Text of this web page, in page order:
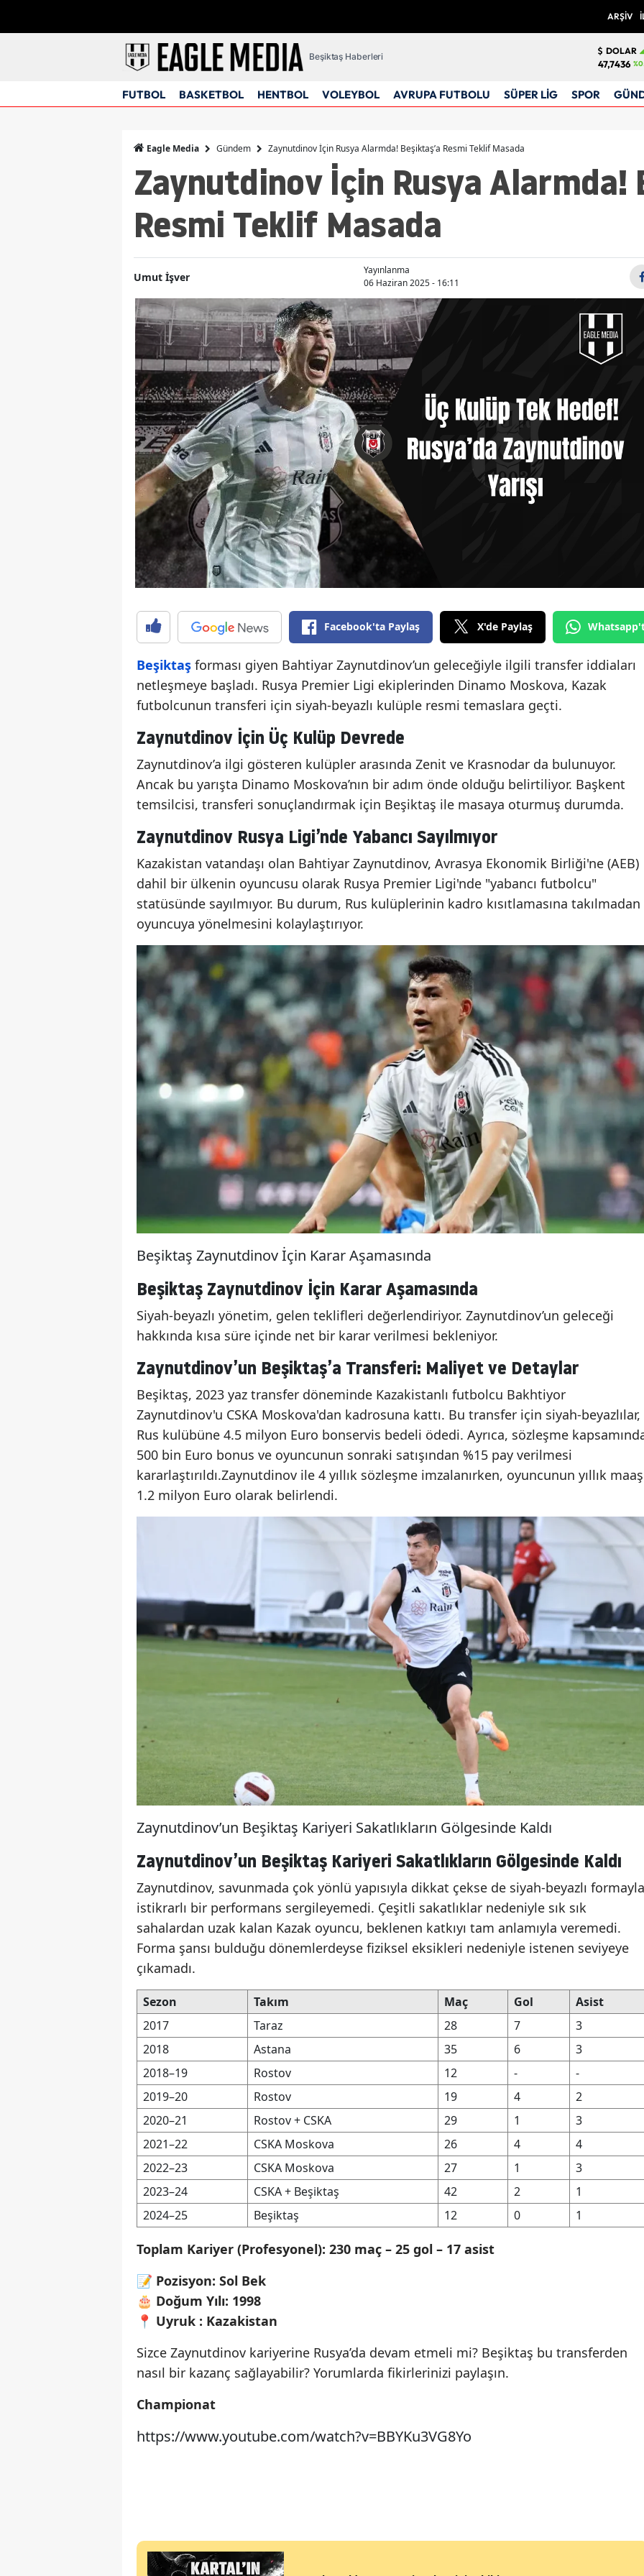
ARŞİV
Beşiktaş Haberleri
DOLAR
47,7436
FUTBOL BASKETBOL HENTBOL VOLEYBOL AVRUPA FUTBOLU SÜPER LİG SPOR
Eagle Media Gündem Zaynutdinov İçin Rusya Alarmda! Beşiktaş’a Resmi Teklif Masada
Zaynutdinov İçin Rusya Alarmda!
Resmi Teklif Masada
Umut İşver
Yayınlanma
06 Haziran 2025 - 16:11
Facebook'ta Paylaş X'de Paylaş
Beşiktaş forması giyen Bahtiyar Zaynutdinov’un geleceğiyle ilgili transfer iddiaları
netleşmeye başladı. Rusya Premier Ligi ekiplerinden Dinamo Moskova, Kazak
futbolcunun transferi için siyah-beyazlı kulüple resmi temaslara geçti.
Zaynutdinov İçin Üç Kulüp Devrede
Zaynutdinov’a ilgi gösteren kulüpler arasında Zenit ve Krasnodar da bulunuyor.
Ancak bu yarışta Dinamo Moskova’nın bir adım önde olduğu belirtiliyor. Başkent
temsilcisi, transferi sonuçlandırmak için Beşiktaş ile masaya oturmuş durumda.
Zaynutdinov Rusya Ligi’nde Yabancı Sayılmıyor
Kazakistan vatandaşı olan Bahtiyar Zaynutdinov, Avrasya Ekonomik Birliği'ne (AEB)
dahil bir ülkenin oyuncusu olarak Rusya Premier Ligi'nde "yabancı futbolcu"
statüsünde sayılmıyor. Bu durum, Rus kulüplerinin kadro kısıtlamasına takılmadan
oyuncuya yönelmesini kolaylaştırıyor.
Beşiktaş Zaynutdinov İçin Karar Aşamasında
Beşiktaş Zaynutdinov İçin Karar Aşamasında
Siyah-beyazlı yönetim, gelen teklifleri değerlendiriyor. Zaynutdinov’un geleceği
hakkında kısa süre içinde net bir karar verilmesi bekleniyor.
Zaynutdinov’un Beşiktaş’a Transferi: Maliyet ve Detaylar
Beşiktaş, 2023 yaz transfer döneminde Kazakistanlı futbolcu Bakhtiyor
Zaynutdinov'u CSKA Moskova'dan kadrosuna kattı. Bu transfer için siyah-beyazlılar,
Rus kulübüne 4.5 milyon Euro bonservis bedeli ödedi. Ayrıca, sözleşme
500 bin Euro bonus ve oyuncunun sonraki satışından %15 pay verilmesi
kararlaştırıldı.Zaynutdinov ile 4 yıllık sözleşme imzalanırken, oyuncunun yıllık
1.2 milyon Euro olarak belirlendi.
Zaynutdinov’un Beşiktaş Kariyeri Sakatlıkların Gölgesinde Kaldı
Zaynutdinov’un Beşiktaş Kariyeri Sakatlıkların Gölgesinde Kaldı
Zaynutdinov, savunmada çok yönlü yapısıyla dikkat çekse de siyah-beyazlı formayla
istikrarlı bir performans sergileyemedi. Çeşitli sakatlıklar nedeniyle sık sık
sahalardan uzak kalan Kazak oyuncu, beklenen katkıyı tam anlamıyla veremedi.
Forma şansı bulduğu dönemlerdeyse fiziksel eksikleri nedeniyle istenen seviyeye
çıkamadı.
Sezon Takım Maç Gol
Asist
2017
Taraz 28 7
3
2018
Astana 35 6
3
2018–19
Rostov 12 -
-
2019–20
Rostov 19 4
2
2020–21
Rostov + CSKA 29 1
3
2021–22
CSKA Moskova 26 4
4
2022–23
CSKA Moskova 27 1
3
2023–24
CSKA + Beşiktaş 42 2
1
2024–25
Beşiktaş 12 0 1
Toplam Kariyer (Profesyonel): 230 maç – 25 gol – 17 asist
📝 Pozisyon: Sol Bek
🎂 Doğum Yılı: 1998
📍 Uyruk : Kazakistan
Sizce Zaynutdinov kariyerine Rusya’da devam etmeli mi? Beşiktaş bu transferden
nasıl bir kazanç sağlayabilir? Yorumlarda fikirlerinizi paylaşın.
Championat
https://www.youtube.com/watch?v=BBYKu3VG8Yo